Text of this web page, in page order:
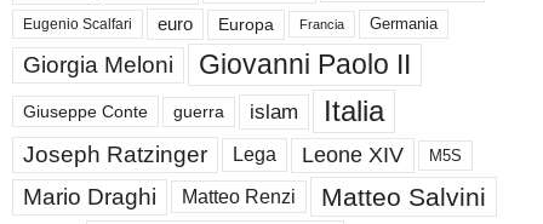
Eugenio Scalfari euro Europa Francia Germania
Giorgia Meloni Giovanni Paolo II
Giuseppe Conte guerra islam Italia
Joseph Ratzinger Lega Leone XIV M5S
Mario Draghi Matteo Renzi Matteo Salvini